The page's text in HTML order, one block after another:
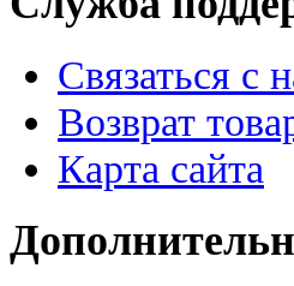
Связаться с
Возврат
Карта сайта